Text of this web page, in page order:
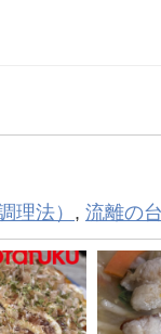
理法） , 流離の